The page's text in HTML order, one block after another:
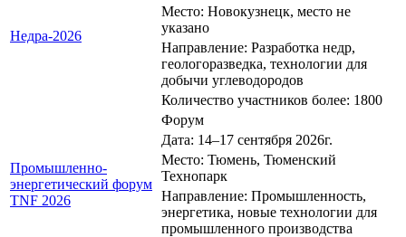
Недра-2026
Место: Новокузнецк, место не
указано
Направление: Разработка недр,
геологоразведка, технологии для
добычи углеводородов
Количество участников более: 1800
Промышленно-
энергетический форум
TNF 2026
Форум
Дата: 14–17 сентября 2026г.
Место: Тюмень, Тюменский
Технопарк
Направление: Промышленность,
энергетика, новые технологии для
промышленного производства